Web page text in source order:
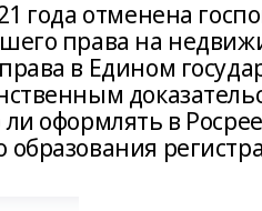
года отменена
права на
в Едином
оформлять в
образования